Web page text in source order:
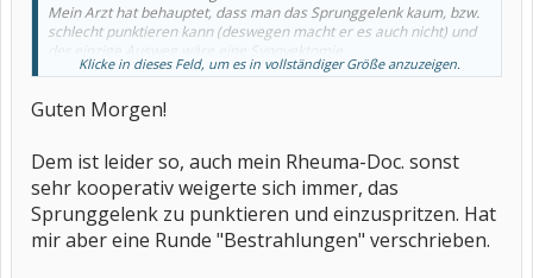
Mein Arzt hat behauptet, dass man das Sprunggelenk kaum, bzw.
schlecht punktieren kann (deswegen macht er es auch nicht) und
der einzige Ausweg wäre eine Synovektomie...
schwer punktieren??
lg
Klicke in dieses Feld, um es in vollständiger Größe anzuzeigen.
Guten Morgen!
Dem ist leider so, auch mein Rheuma-Doc. sonst
sehr kooperativ weigerte sich immer, das
Sprunggelenk zu punktieren und einzuspritzen. Hat
mir aber eine Runde "Bestrahlungen" verschrieben.